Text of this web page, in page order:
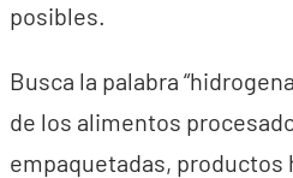
posibles.
Busca la palabra
de los alimentos
empaquetadas, productos